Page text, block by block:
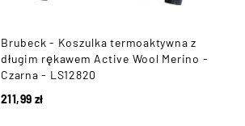
Brubeck - Koszulka termoaktywna z
długim rękawem Active Wool Merino -
Czarna - LS12820
211,99 zł